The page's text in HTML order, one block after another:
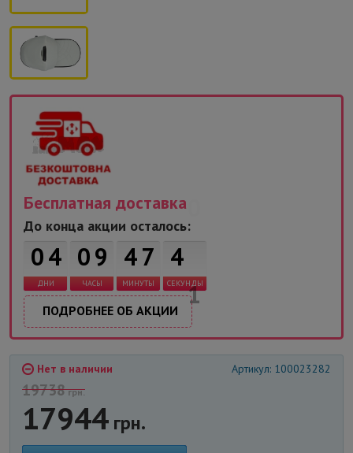
Бесплатная доставка
До конца акции осталось:
04
ДНИ
09
ЧАСЫ
4 7
МИНУТЫ
4
СЕКУНДЫ
ПОДРОБНЕЕ ОБ АКЦИИ
Нет в наличии Артикул: 100023282
19738грн.
17944 грн.